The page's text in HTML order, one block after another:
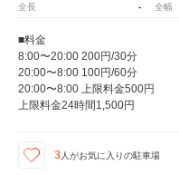
全長 - 全幅
■料金
8:00〜20:00 200円/30分
20:00〜8:00 100円/60分
20:00〜8:00 上限料金500円
上限料金24時間1,500円
3人がお気に入りの駐車場